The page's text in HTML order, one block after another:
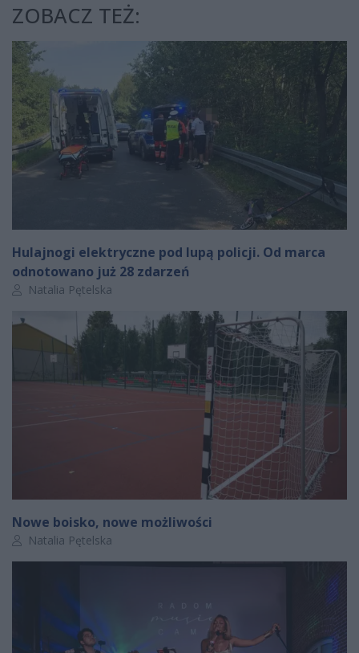
ZOBACZ TEŻ:
Hulajnogi elektryczne pod lupą policji. Od marca
odnotowano już 28 zdarzeń
Autor artykułu:
Natalia Pętelska
Nowe boisko, nowe możliwości
Autor artykułu:
Natalia Pętelska